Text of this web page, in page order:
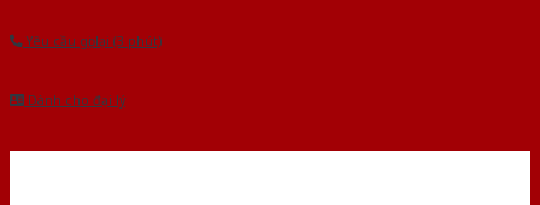
Yêu cầu gọi lại (3 phút)
Dành cho đại lý